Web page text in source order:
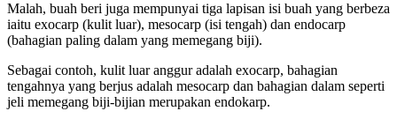
Malah, buah beri juga mempunyai tiga lapisan isi buah yang berbeza
iaitu exocarp (kulit luar), mesocarp (isi tengah) dan endocarp
(bahagian paling dalam yang memegang biji).
Sebagai contoh, kulit luar anggur adalah exocarp, bahagian
tengahnya yang berjus adalah mesocarp dan bahagian dalam seperti
jeli memegang biji-bijian merupakan endokarp.